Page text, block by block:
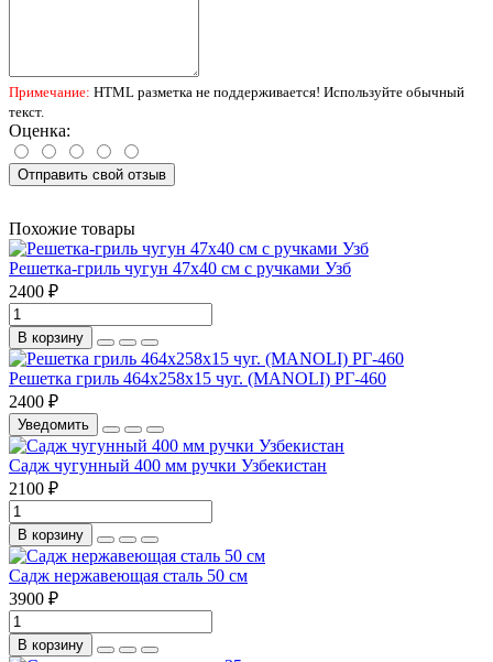
Примечание: HTML разметка не поддерживается! Используйте обычный
текст.
Оценка:
Отправить свой отзыв
Похожие товары
Решетка-гриль чугун 47х40 см с ручками Узб
2400 ₽
В корзину
Решетка гриль 464х258х15 чуг. (MANOLI) РГ-460
2400 ₽
Уведомить
Садж чугунный 400 мм ручки Узбекистан
2100 ₽
В корзину
Садж нержавеющая сталь 50 см
3900 ₽
В корзину